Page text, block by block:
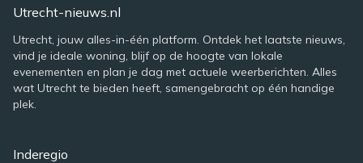
Utrecht-nieuws.nl
Utrecht, jouw alles-in-één platform. Ontdek het laatste nieuws,
vind je ideale woning, blijf op de hoogte van lokale
evenementen en plan je dag met actuele weerberichten. Alles
wat Utrecht te bieden heeft, samengebracht op één handige
plek.
Inderegio